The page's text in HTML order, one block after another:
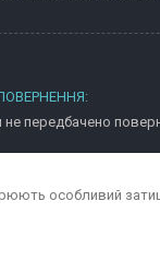
передбачено
особливий